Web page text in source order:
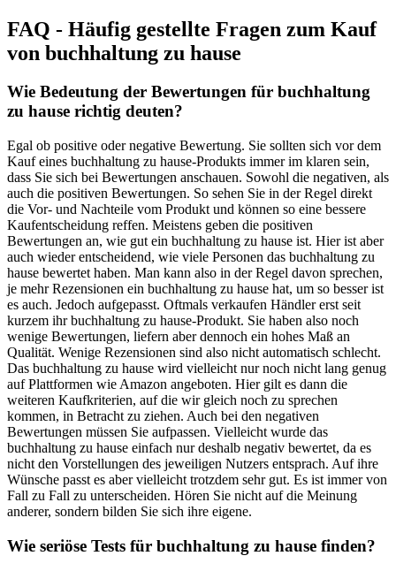
FAQ - Häufig gestellte Fragen zum Kauf
von buchhaltung zu hause
Wie Bedeutung der Bewertungen für buchhaltung
zu hause richtig deuten?
Egal ob positive oder negative Bewertung. Sie sollten sich vor dem
Kauf eines buchhaltung zu hause-Produkts immer im klaren sein,
dass Sie sich bei Bewertungen anschauen. Sowohl die negativen, als
auch die positiven Bewertungen. So sehen Sie in der Regel direkt
die Vor- und Nachteile vom Produkt und können so eine bessere
Kaufentscheidung reffen. Meistens geben die positiven
Bewertungen an, wie gut ein buchhaltung zu hause ist. Hier ist aber
auch wieder entscheidend, wie viele Personen das buchhaltung zu
hause bewertet haben. Man kann also in der Regel davon sprechen,
je mehr Rezensionen ein buchhaltung zu hause hat, um so besser ist
es auch. Jedoch aufgepasst. Oftmals verkaufen Händler erst seit
kurzem ihr buchhaltung zu hause-Produkt. Sie haben also noch
wenige Bewertungen, liefern aber dennoch ein hohes Maß an
Qualität. Wenige Rezensionen sind also nicht automatisch schlecht.
Das buchhaltung zu hause wird vielleicht nur noch nicht lang genug
auf Plattformen wie Amazon angeboten. Hier gilt es dann die
weiteren Kaufkriterien, auf die wir gleich noch zu sprechen
kommen, in Betracht zu ziehen. Auch bei den negativen
Bewertungen müssen Sie aufpassen. Vielleicht wurde das
buchhaltung zu hause einfach nur deshalb negativ bewertet, da es
nicht den Vorstellungen des jeweiligen Nutzers entsprach. Auf ihre
Wünsche passt es aber vielleicht trotzdem sehr gut. Es ist immer von
Fall zu Fall zu unterscheiden. Hören Sie nicht auf die Meinung
anderer, sondern bilden Sie sich ihre eigene.
Wie seriöse Tests für buchhaltung zu hause finden?